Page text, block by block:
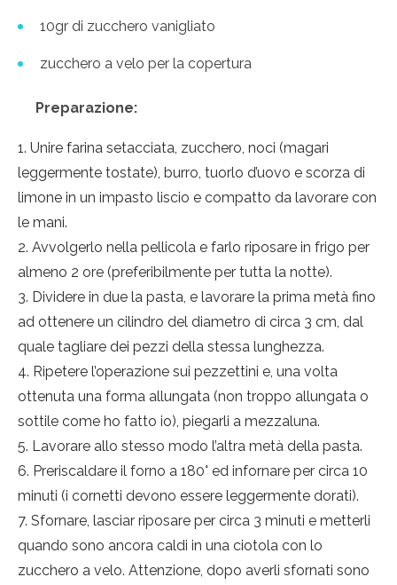
10gr di zucchero vanigliato
zucchero a velo per la copertura
Preparazione:
Unire farina setacciata, zucchero, noci (magari
leggermente tostate), burro, tuorlo d’uovo e scorza di
limone in un impasto liscio e compatto da lavorare con
le mani.
Avvolgerlo nella pellicola e farlo riposare in frigo per
almeno 2 ore (preferibilmente per tutta la notte).
Dividere in due la pasta, e lavorare la prima metà fino
ad ottenere un cilindro del diametro di circa 3 cm, dal
quale tagliare dei pezzi della stessa lunghezza.
Ripetere l’operazione sui pezzettini e, una volta
ottenuta una forma allungata (non troppo allungata o
sottile come ho fatto io), piegarli a mezzaluna.
Lavorare allo stesso modo l’altra metà della pasta.
Preriscaldare il forno a 180° ed infornare per circa 10
minuti (i cornetti devono essere leggermente dorati).
Sfornare, lasciar riposare per circa 3 minuti e metterli
quando sono ancora caldi in una ciotola con lo
zucchero a velo. Attenzione, dopo averli sfornati sono